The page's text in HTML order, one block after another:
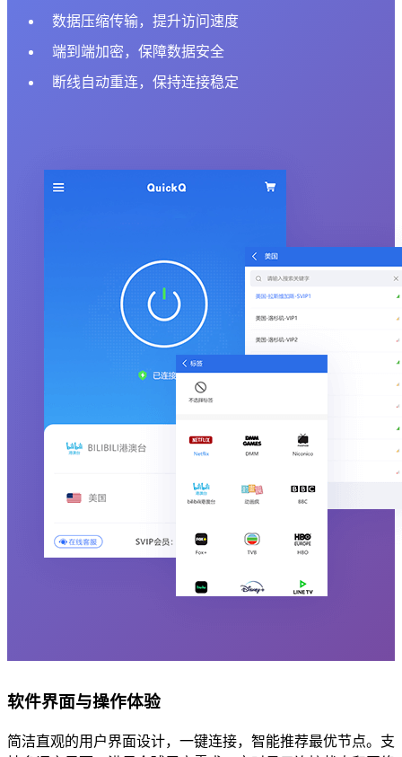
数据压缩传输，提升访问速度
端到端加密，保障数据安全
断线自动重连，保持连接稳定
软件界面与操作体验
简洁直观的用户界面设计，一键连接，智能推荐最优节点。支